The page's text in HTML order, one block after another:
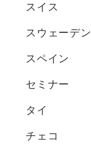
スイス
スウェーデン
スペイン
セミナー
タイ
チェコ